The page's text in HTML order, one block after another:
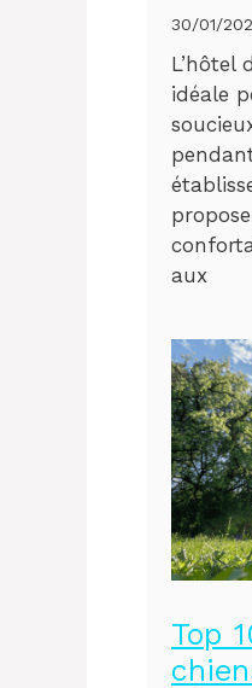
30/01/
L’hôtel
idéale
aux
Top